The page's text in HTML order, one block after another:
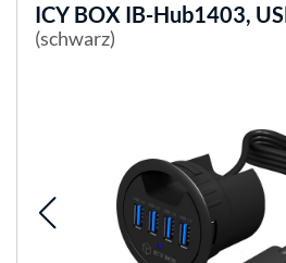
ICY BOX IB-Hub1403,
(schwarz)